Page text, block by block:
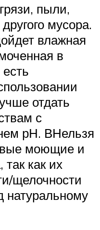
пыли,
мусора.
влажная
в
отдать
с
рН. ВНельзя
моющие и
как их
щелочности
натуральному